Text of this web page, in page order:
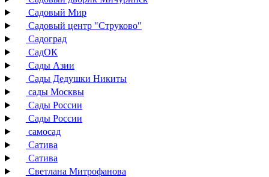
Садовый Мир
Садовый центр "Струково"
Садоград
СадОК
Сады Азии
Сады Дедушки Никиты
сады Москвы
Сады России
Сады России
самосад
Сатива
Сатива
Светлана Митрофанова